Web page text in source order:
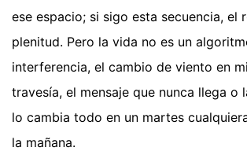
ese espacio; si sigo esta secuencia, el
plenitud. Pero la vida no es un
interferencia, el cambio de viento en
travesía, el mensaje que nunca llega o
lo cambia todo en un martes
la mañana.